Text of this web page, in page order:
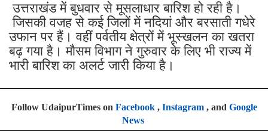
उत्तराखंड में बुधवार से मूसलाधार बारिश हो रही है।
जिसकी वजह से कई जिलों में नदियां और बरसाती गधेरे
उफान पर हैं। वहीं पर्वतीय क्षेत्रों में भूस्खलन का खतरा
बढ़ गया है। मौसम विभाग ने गुरुवार के लिए भी राज्य में
भारी बारिश का अलर्ट जारी किया है।
Follow UdaipurTimes on Facebook, Instagram, and Google
News